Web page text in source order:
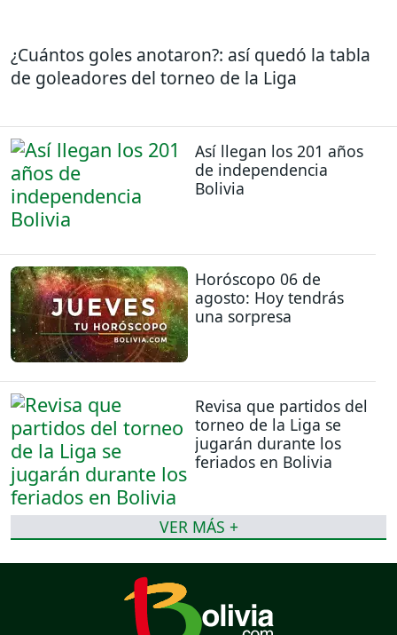
¿Cuántos goles anotaron?: así quedó la tabla
de goleadores del torneo de la Liga
Así llegan los 201 años
de independencia
Bolivia
Horóscopo 06 de
agosto: Hoy tendrás
una sorpresa
Revisa que partidos del
torneo de la Liga se
jugarán durante los
feriados en Bolivia
VER MÁS +